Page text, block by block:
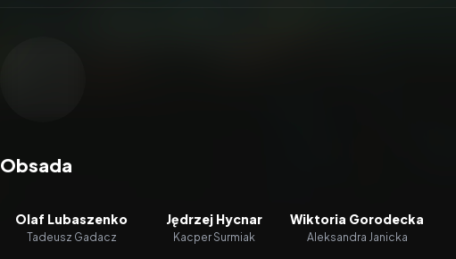
Obsada
Olaf Lubaszenko
Tadeusz Gadacz
Jędrzej Hycnar
Kacper Surmiak
Wiktoria Gorodecka
Aleksandra Janicka